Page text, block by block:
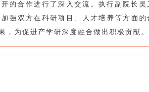
的合作进行了深入交流。执行副院长吴
强双方在科研项目、人才培养等方面的
，为促进产学研深度融合做出积极贡献。